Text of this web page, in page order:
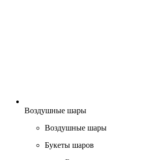
Воздушные шары
Воздушные шары
Букеты шаров